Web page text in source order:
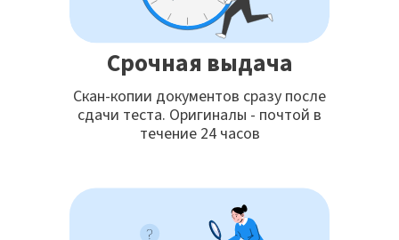
Срочная выдача
Скан-копии документов сразу после
сдачи теста. Оригиналы - почтой в
течение 24 часов